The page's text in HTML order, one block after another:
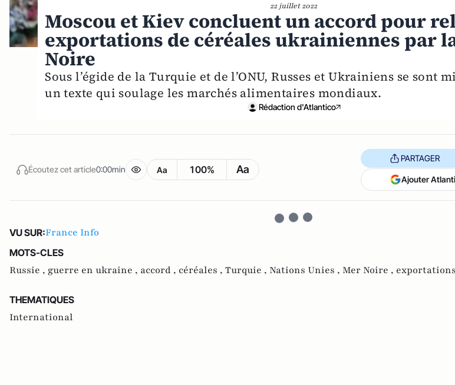
22 juillet 2022
Moscou et Kiev concluent un accord pour
exportations de céréales ukrainiennes par
Noire
Sous l’égide de la Turquie et de l’ONU, Russes et Ukrainiens se sont
un texte qui soulage les marchés alimentaires mondiaux.
Rédaction d'Atlantico
Écoutez cet article0:00min Aa 100% Aa
PARTAGER
Ajouter
VU SUR:France Info
MOTS-CLES
Russie , guerre en ukraine , accord , céréales , Turquie , Nations Unies , Mer Noire ,
THEMATIQUES
International